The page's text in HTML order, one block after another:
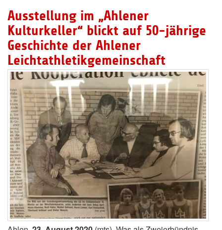
Ausstellung im „Ahlener
Kulturkeller“ blickt auf 50-jährige
Geschichte der Ahlener
Leichtathletikgemeinschaft